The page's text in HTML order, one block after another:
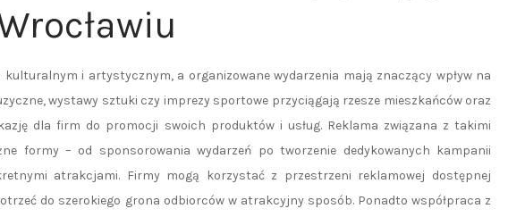
i artystycznym, a organizowane wydarzenia mają znaczący wpływ na
wystawy sztuki czy imprezy sportowe przyciągają rzesze mieszkańców oraz
dla firm do promocji swoich produktów i usług. Reklama związana z takimi
formy – od sponsorowania wydarzeń po tworzenie dedykowanych kampanii
atrakcjami. Firmy mogą korzystać z przestrzeni reklamowej dostępnej
do szerokiego grona odbiorców w atrakcyjny sposób. Ponadto współpraca z